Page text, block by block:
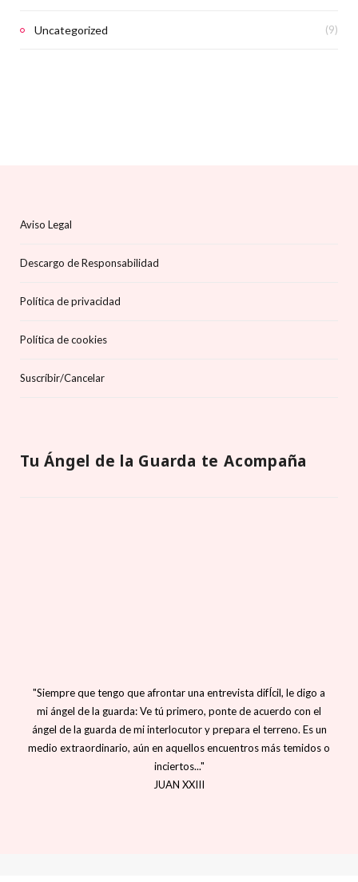
Uncategorized (9)
Aviso Legal
Descargo de Responsabilidad
Política de privacidad
Política de cookies
Suscríbir/Cancelar
Tu Ángel de la Guarda te Acompaña
"Siempre que tengo que afrontar una entrevista difÍcil, le digo a
mi ángel de la guarda: Ve tú primero, ponte de acuerdo con el
ángel de la guarda de mi interlocutor y prepara el terreno. Es un
medio extraordinario, aún en aquellos encuentros más temidos o
inciertos..."
JUAN XXIII